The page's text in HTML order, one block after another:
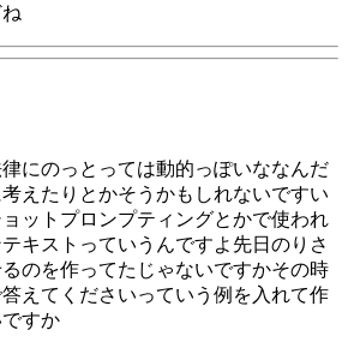
にのっとっては動的っぽいななんだ
えたりとかそうかもしれないですい
ットプロンプティングとかで使われ
キストっていうんですよ先日のりさ
のを作ってたじゃないですかその時
えてくださいっていう例を入れて作
すか